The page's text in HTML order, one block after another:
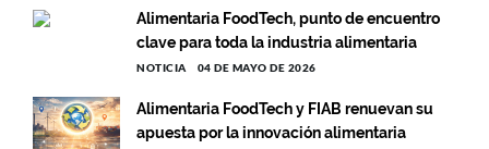
Alimentaria FoodTech, punto de encuentro
clave para toda la industria alimentaria
NOTICIA 04 DE MAYO DE 2026
Alimentaria FoodTech y FIAB renuevan su
apuesta por la innovación alimentaria